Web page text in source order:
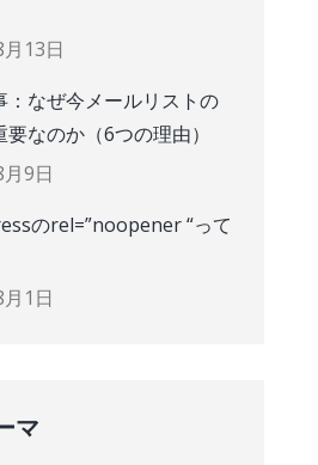
13日
：なぜ今メールリストの
なのか（6つの理由）
9日
のrel=”noopener “って
1日
マ